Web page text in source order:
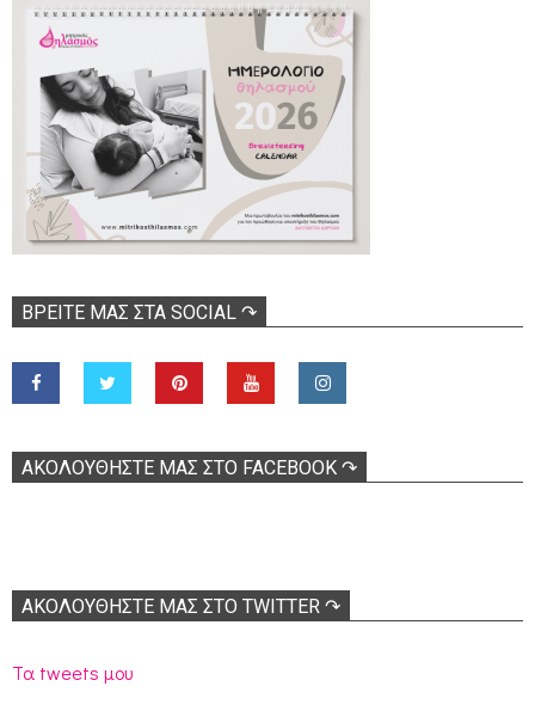
ΒΡΕΊΤΕ ΜΑΣ ΣΤΑ SOCIAL ↷
ΑΚΟΛOΥΘΉΣΤΕ ΜΑΣ ΣΤΟ FACEBOOK ↷
ΑΚΟΛΟΥΘΉΣΤΕ ΜΑΣ ΣΤΟ TWITTER ↷
Τα tweets μου